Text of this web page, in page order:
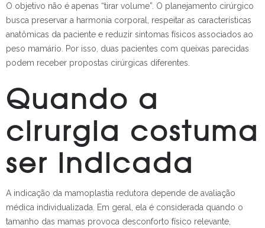
O objetivo não é apenas “tirar volume”. O planejamento cirúrgico
busca preservar a harmonia corporal, respeitar as características
anatômicas da paciente e reduzir sintomas físicos associados ao
peso mamário. Por isso, duas pacientes com queixas parecidas
podem receber propostas cirúrgicas diferentes.
Quando a
cirurgia costuma
ser indicada
A indicação da mamoplastia redutora depende de avaliação
médica individualizada. Em geral, ela é considerada quando o
tamanho das mamas provoca desconforto físico relevante,